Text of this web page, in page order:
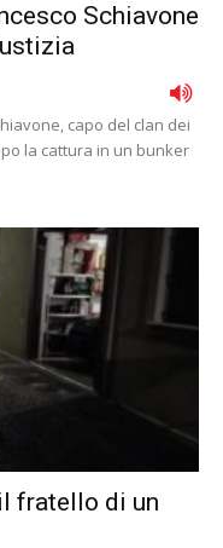
Schiavone
capo del clan dei
la cattura in un bunker
fratello di un